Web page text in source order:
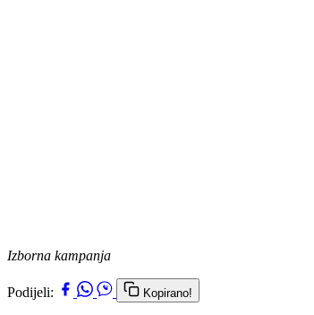
Izborna kampanja
Podijeli: Kopirano!